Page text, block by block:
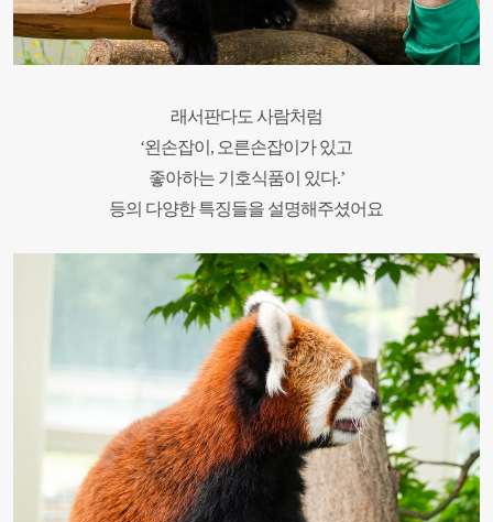
래서판다도 사람처럼
‘왼손잡이, 오른손잡이가 있고
좋아하는 기호식품이 있다.’
등의 다양한 특징들을 설명해주셨어요